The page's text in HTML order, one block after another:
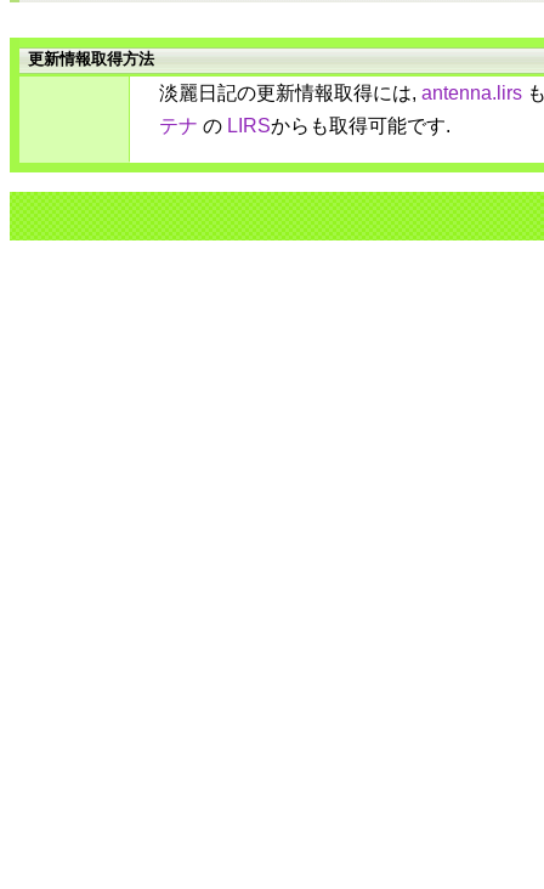
更新情報取得方法
淡麗日記の更新情報取得には, antenna.lirs
テナ の LIRSからも取得可能です.